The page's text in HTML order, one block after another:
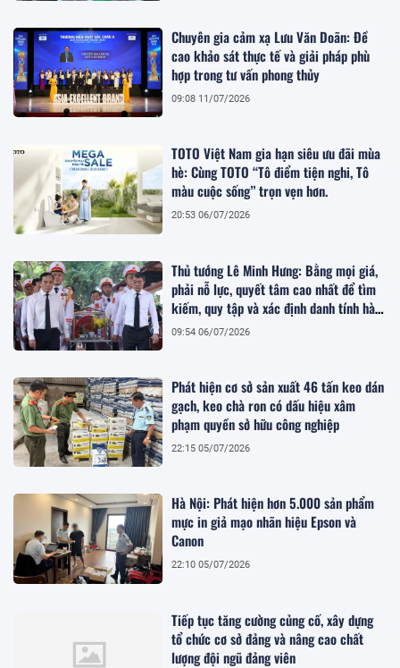
Chuyên gia cảm xạ Lưu Văn Doãn: Đề
cao khảo sát thực tế và giải pháp phù
hợp trong tư vấn phong thủy
09:08 11/07/2026
TOTO Việt Nam gia hạn siêu ưu đãi mùa
hè: Cùng TOTO “Tô điểm tiện nghi, Tô
màu cuộc sống” trọn vẹn hơn.
20:53 06/07/2026
Thủ tướng Lê Minh Hưng: Bằng mọi giá,
phải nỗ lực, quyết tâm cao nhất để tìm
kiếm, quy tập và xác định danh tính hài
cốt liệt sĩ
09:54 06/07/2026
Phát hiện cơ sở sản xuất 46 tấn keo dán
gạch, keo chà ron có dấu hiệu xâm
phạm quyền sở hữu công nghiệp
22:15 05/07/2026
Hà Nội: Phát hiện hơn 5.000 sản phẩm
mực in giả mạo nhãn hiệu Epson và
Canon
22:10 05/07/2026
Tiếp tục tăng cường củng cố, xây dựng
tổ chức cơ sở đảng và nâng cao chất
lượng đội ngũ đảng viên